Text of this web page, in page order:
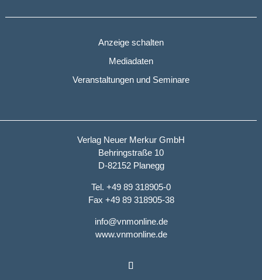
Anzeige schalten
Mediadaten
Veranstaltungen und Seminare
Verlag Neuer Merkur GmbH
Behringstraße 10
D-82152 Planegg
Tel. +49 89 318905-0
Fax +49 89 318905-38
info@vnmonline.de
www.vnmonline.de